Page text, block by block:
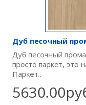
Дуб песочный
Дуб песочный
просто паркет, это
Паркет..